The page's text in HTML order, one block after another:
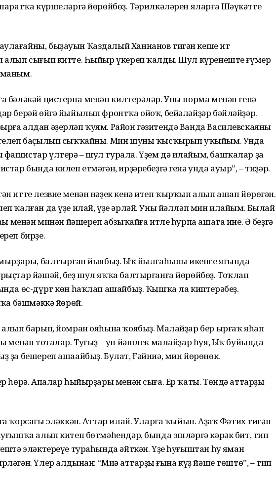
күршеләргә йөрөйбөҙ. Тәрилкәләрен яларға Шәүкәтте
быҙауын Ҡаздалый Ханнанов тигән кеше ит
алып сығып китте. Һыйыр үкереп ҡалды. Шул күренеште ғүмер
бәләкәй цистерна менән килтерәләр. Уны норма менән генә
берәй өйгә йыйылып фронтҡа ойоҡ, бейәләйҙәр бәйләйҙәр.
алдан әҙерләп ҡуям. Район гәзитендә Ванда Василевскаяның
баҫылып сыҡҡайны. Мин шуны ҡысҡырып уҡыйым. Унда
үлтерә – шул турала. Үҙем дә илайым, башҡалар ҙа
бында килеп етмәгән, ирҙәребеҙгә генә унда ауыр”, – тиҙәр.
итте лезвие менән нәҙек кенә итеп ҡырҡып алып ашап йөрөгән.
ҡалған да үҙе илай, үҙе әрләй. Уны йәлләп мин илайым. Былай
менән минән йәшереп абзыҡайға итле һурпа ашата ине. Ә беҙгә
бирҙе.
балтырған йыябыҙ. Ыҡ йылғаһының икенсе яғында
йәшәй, беҙ шул яҡҡа балтырғанға йөрөйбөҙ. Тоҡлап
өс-дүрт көн һаҡлап ашайбыҙ. Ҡышҡа ла киптерәбеҙ.
бәшмәккә йөрөй.
барып, йомран ояһына ҡоябыҙ. Малайҙар бер ырғаҡ яһап
менән тоталар. Туғыҙ – ун йәшлек малайҙар һуя, Ыҡ буйында
ҙа бешереп ашаайбыҙ. Булат, Ғәйниә, мин йөрөнөк.
һөрә. Апалар һыйырҙары менән сыға. Ер ҡаты. Төндә аттарҙы
ҡорсаңғы эләккән. Аттар илай. Уларға ҡыйын. Аҙаҡ Фәтих тигән
алып китеп бөтмәһендәр, бында эшләргә кәрәк бит, тип
эләктереүе тураһында әйткән. Үҙе һуғыштан һуң яман
Үлер алдынан: “Миңә аттарҙың ғына күҙ йәше төштө”, – тип